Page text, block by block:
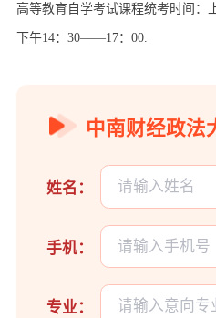
高等教育自学考试课程统考时间：
下午14：30——17：00.
中南财经政法
姓名：
手机：
专业：